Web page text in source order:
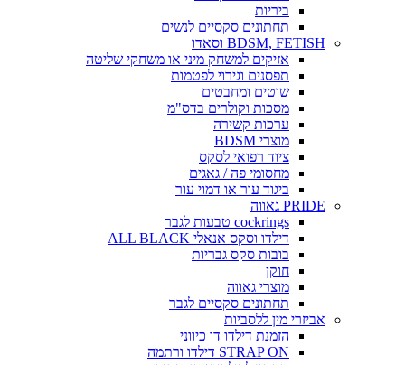
ביריות
תחתונים סקסיים לנשים
BDSM, FETISH וסאדו
אזיקים למשחק מיני או משחקי שליטה
תפסנים וגירוי לפטמות
שוטים ומחבטים
מסכות וקולרים בדס"מ
ערכות קשירה
מוצרי BDSM
ציוד רפואי לסקס
מחסומי פה / גאגים
ביגוד עור או דמוי עור
PRIDE גאווה
cockrings טבעות לגבר
דילדו וסקס אנאלי ALL BLACK
בובות סקס גבריות
חוקן
מוצרי גאווה
תחתונים סקסיים לגבר
אביזרי מין ללסביות
הזמנת דילדו דו כיווני
STRAP ON דילדו ורתמה